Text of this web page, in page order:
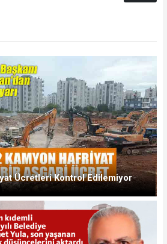
Ücretleri Kontrol Edilemiyor